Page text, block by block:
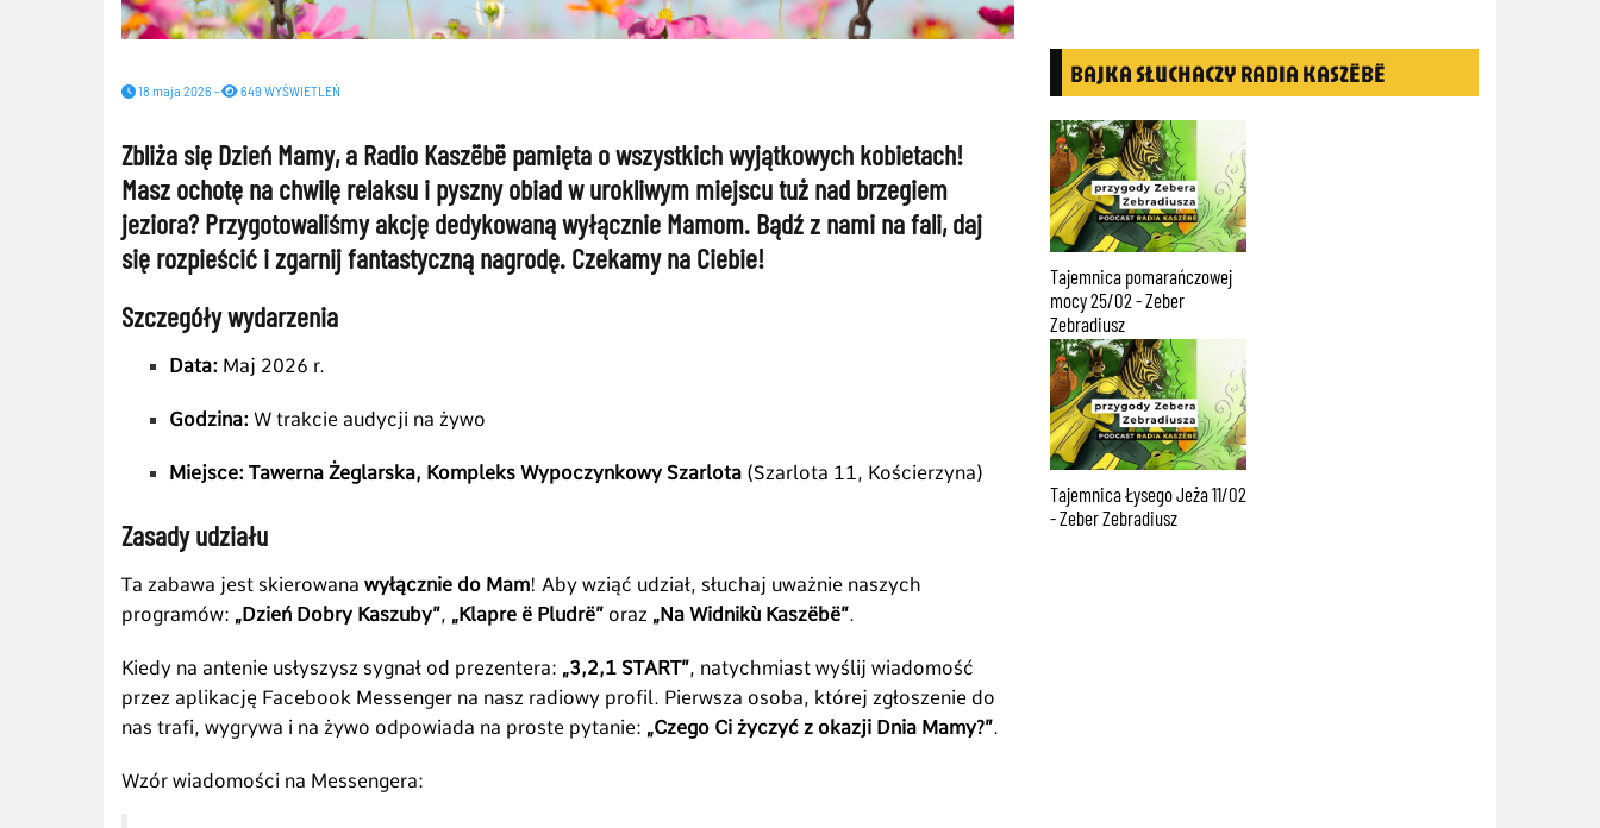
18 maja 2026 - 649 WYŚWIETLEŃ
Zbliża się Dzień Mamy, a Radio Kaszëbë pamięta o wszystkich wyjątkowych kobietach!
Masz ochotę na chwilę relaksu i pyszny obiad w urokliwym miejscu tuż nad brzegiem
jeziora? Przygotowaliśmy akcję dedykowaną wyłącznie Mamom. Bądź z nami na fali, daj
się rozpieścić i zgarnij fantastyczną nagrodę. Czekamy na Ciebie!
Szczegóły wydarzenia
Data: Maj 2026 r.
Godzina: W trakcie audycji na żywo
Miejsce: Tawerna Żeglarska, Kompleks Wypoczynkowy Szarlota (Szarlota 11, Kościerzyna)
Zasady udziału
Ta zabawa jest skierowana wyłącznie do Mam! Aby wziąć udział, słuchaj uważnie naszych
programów: „Dzień Dobry Kaszuby”, „Klapre ë Pludrë” oraz „Na Widnikù Kaszëbë”.
Kiedy na antenie usłyszysz sygnał od prezentera: „3,2,1 START”, natychmiast wyślij wiadomość
przez aplikację Facebook Messenger na nasz radiowy profil. Pierwsza osoba, której zgłoszenie do
nas trafi, wygrywa i na żywo odpowiada na proste pytanie: „Czego Ci życzyć z okazji Dnia Mamy?”.
Wzór wiadomości na Messengera:
BAJKA SŁUCHACZY RADIA KASZËBË
Tajemnica pomarańczowej
mocy 25/02 - Zeber
Zebradiusz
Tajemnica Łysego Jeża 11/02
- Zeber Zebradiusz